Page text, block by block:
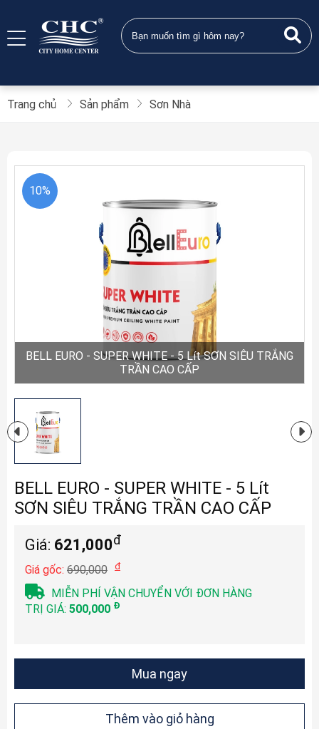
Trang chủ Sản phẩm Sơn Nhà
10%
BELL EURO - SUPER WHITE - 5 Lít SƠN SIÊU TRẮNG
TRẦN CAO CẤP
BELL EURO - SUPER WHITE - 5 Lít
SƠN SIÊU TRẮNG TRẦN CAO CẤP
Giá: 621,000đ
Giá gốc: 690,000 đ
MIỄN PHÍ VẬN CHUYỂN VỚI ĐƠN HÀNG
TRỊ GIÁ: 500,000 Đ
Mua ngay
Thêm vào giỏ hàng